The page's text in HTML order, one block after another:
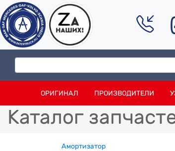
ОРИГИНАЛ ПРОИЗВОДИТЕЛИ
Каталог
Амортизатор